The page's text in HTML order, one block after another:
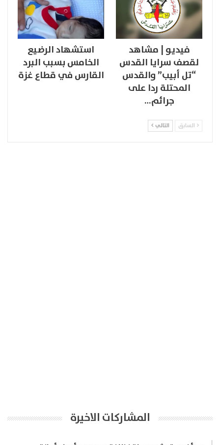
فيديو | مشاهد
لقصف سرايا القدس
“تل أبيب” والقدس
المحتلة ردا على
جرائم…
استشهاد الرضيع
الخامس بسبب البرد
القارس في قطاع غزة
السابق التالي
المشاركات الاخيرة